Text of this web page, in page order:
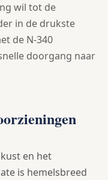
wil tot de
in de drukste
de N-340
doorgang naar
en het
is hemelsbreed